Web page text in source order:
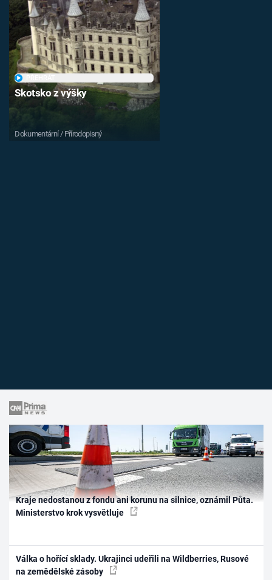
Skotsko z výšky
Dokumentární / Přírodopisný
Kraje nedostanou z fondu ani korunu na silnice, oznámil Půta.
Ministerstvo krok vysvětluje
Válka o hořící sklady. Ukrajinci udeřili na Wildberries, Rusové
na zemědělské zásoby